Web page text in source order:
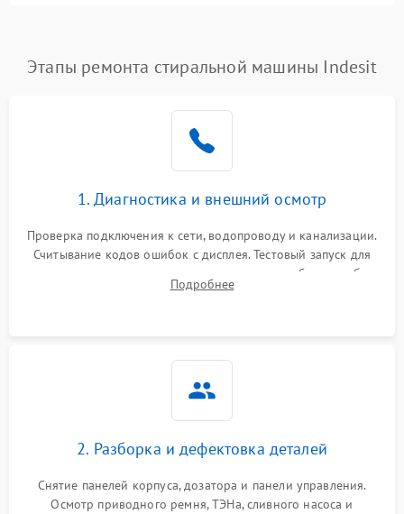
Подробнее →
Этапы ремонта стиральной машины Indesit
1. Диагностика и внешний осмотр
Проверка подключения к сети, водопроводу и канализации.
Считывание кодов ошибок с дисплея. Тестовый запуск для
выявления посторонних шумов, протечек или сбоев в работе
электронного модуля управления.
Подробнее
2. Разборка и дефектовка деталей
Снятие панелей корпуса, дозатора и панели управления.
Осмотр приводного ремня, ТЭНа, сливного насоса и